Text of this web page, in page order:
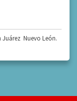
Juárez Nuevo León.